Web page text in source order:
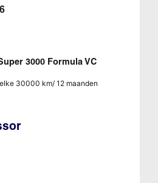
3000 Formula VC
30000 km/ 12 maanden